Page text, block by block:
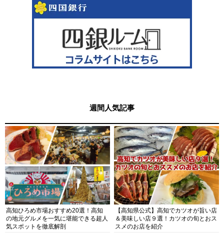
週間人気記事
高知ひろめ市場おすすめ20選！高知
の地元グルメを一気に堪能できる超人
気スポットを徹底解剖
【高知県公式】高知でカツオが旨い店
＆美味しい店９選！カツオの旬とおス
スメのお店を紹介